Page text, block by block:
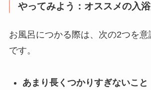
やってみよう：オススメの入
お風呂につかる際は、次の2つを
です。
あまり長くつかりすぎないこと